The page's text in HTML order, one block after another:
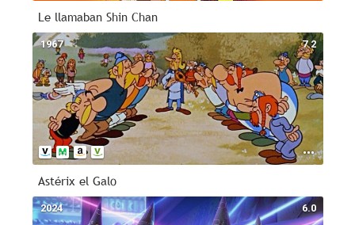
Le llamaban Shin Chan
7.2
1967
Astérix el Galo
6.0
2024